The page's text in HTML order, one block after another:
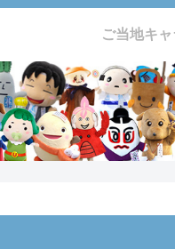
ご当地キ